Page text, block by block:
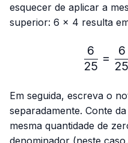
esquecer de aplicar a
superior: 6 × 4 resulta
25
6
=
25
6
Em seguida, escreva o
separadamente. Conte
mesma quantidade de
denominador (neste